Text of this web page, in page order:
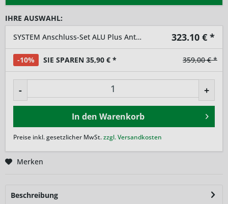
IHRE AUSWAHL:
SYSTEM Anschluss-Set ALU Plus Anthrazit
323.10 € *
-10% SIE SPAREN 35,90 € * 359,00 € *
- +
In den Warenkorb
Preise inkl. gesetzlicher MwSt.zzgl. Versandkosten
Merken
Beschreibung